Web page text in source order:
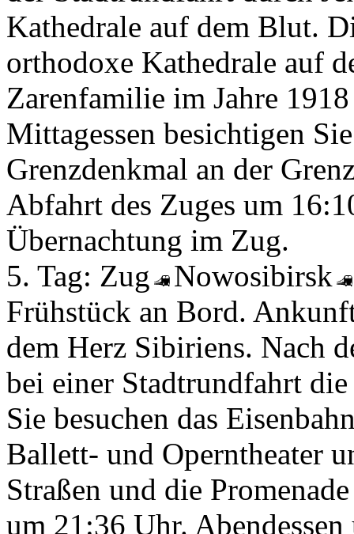
Kathedrale auf dem Blut.
orthodoxe Kathedrale auf
Zarenfamilie im Jahre
Mittagessen besichtigen
Grenzdenkmal an der
Abfahrt des Zuges um
Übernachtung im Zug.
5. Tag: Zug
Nowosibirsk
Frühstück an Bord.
dem Herz Sibiriens. Nach
bei einer Stadtrundfahrt
Sie besuchen das
Ballett- und Operntheater
Straßen und die
um 21:36 Uhr.